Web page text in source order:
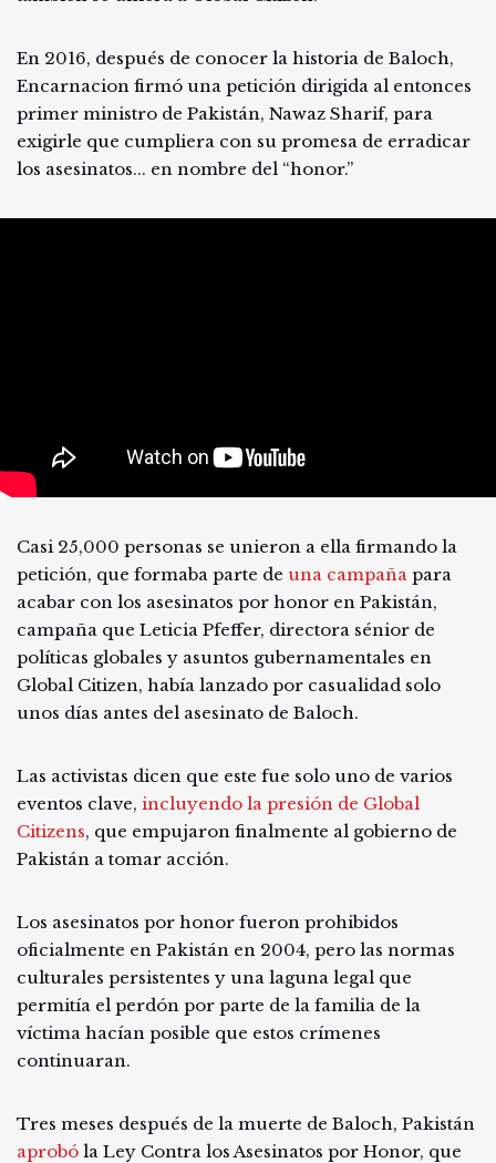
En 2016, después de conocer la historia de Baloch,
Encarnacion firmó una petición dirigida al entonces
primer ministro de Pakistán, Nawaz Sharif, para
exigirle que cumpliera con su promesa de erradicar
los asesinatos... en nombre del “honor.”
Casi 25,000 personas se unieron a ella firmando la
petición, que formaba parte de una campaña para
acabar con los asesinatos por honor en Pakistán,
campaña que Leticia Pfeffer, directora sénior de
políticas globales y asuntos gubernamentales en
Global Citizen, había lanzado por casualidad solo
unos días antes del asesinato de Baloch.
Las activistas dicen que este fue solo uno de varios
eventos clave, incluyendo la presión de Global
Citizens, que empujaron finalmente al gobierno de
Pakistán a tomar acción.
Los asesinatos por honor fueron prohibidos
oficialmente en Pakistán en 2004, pero las normas
culturales persistentes y una laguna legal que
permitía el perdón por parte de la familia de la
víctima hacían posible que estos crímenes
continuaran.
Tres meses después de la muerte de Baloch, Pakistán
aprobó la Ley Contra los Asesinatos por Honor, que